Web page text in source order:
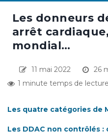
Les donneurs
arrêt
mondial…
11 mai 2022 26
1 minute temps de lecture
Les quatre catégories de
Les DDAC non contrôlés :